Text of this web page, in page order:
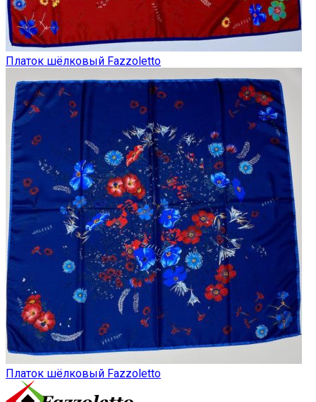
Платок шёлковый Fazzoletto
Платок шёлковый Fazzoletto